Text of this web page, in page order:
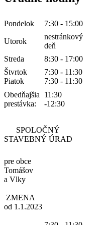
Pondelok 7:30 - 15:00
Utorok
nestránkový
deň
Streda
8:30 - 17:00
Štvrtok
7:30 - 11:30
Piatok
7:30 - 11:30
Obedňajšia
prestávka:
11:30
-12:30
SPOLOČNÝ
STAVEBNÝ ÚRAD
pre obce
Tomášov
a Vlky
ZMENA
od 1.1.2023